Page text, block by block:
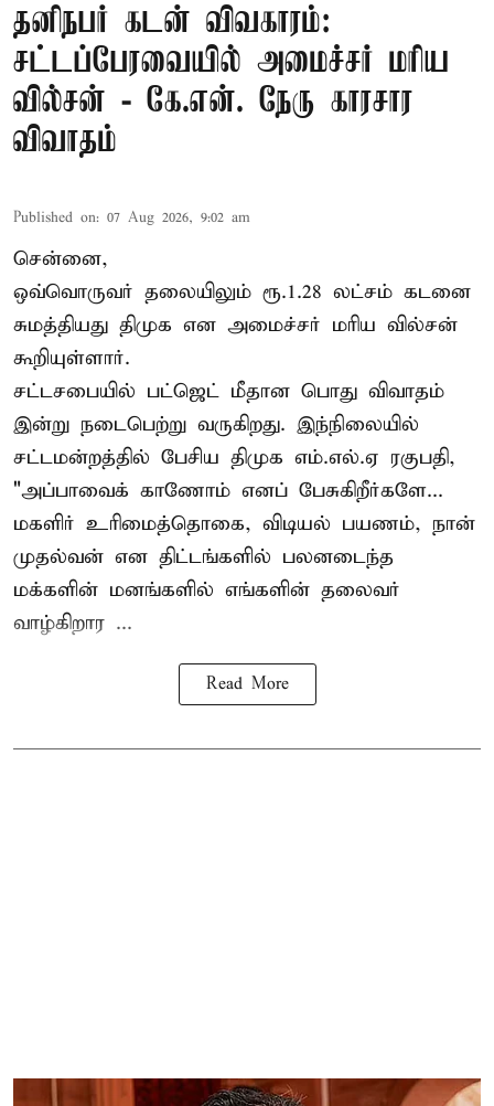
தனிநபர் கடன் விவகாரம்:
சட்டப்பேரவையில் அமைச்சர் மரிய
வில்சன் - கே.என். நேரு காரசார
விவாதம்
Published on: 07 Aug 2026, 9:02 am
சென்னை,
ஒவ்வொருவர் தலையிலும் ரூ.1.28 லட்சம் கடனை
சுமத்தியது திமுக என அமைச்சர் மரிய வில்சன்
கூறியுள்ளார்.
சட்டசபையில் பட்ஜெட் மீதான பொது விவாதம்
இன்று நடைபெற்று வருகிறது. இந்நிலையில்
சட்டமன்றத்தில் பேசிய திமுக எம்.எல்.ஏ ரகுபதி,
"அப்பாவைக் காணோம் எனப் பேசுகிறீர்களே...
மகளிர் உரிமைத்தொகை, விடியல் பயணம், நான்
முதல்வன் என திட்டங்களில் பலனடைந்த
மக்களின் மனங்களில் எங்களின் தலைவர்
வாழ்கிறார ...
Read More